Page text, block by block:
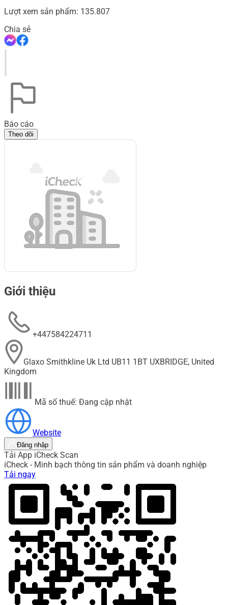
Lượt xem sản phẩm: 135.807
Chia sẻ
Báo cáo
Theo dõi
Giới thiệu
+447584224711
Glaxo Smithkline Uk Ltd UB11 1BT UXBRIDGE, United
Kingdom
Mã số thuế: Đang cập nhật
Website
Đăng nhập
Tải App iCheck Scan
iCheck - Minh bạch thông tin sản phẩm và doanh nghiệp
Tải ngay